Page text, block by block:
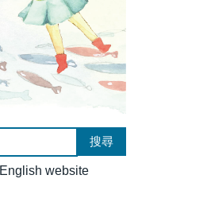
搜尋
English website